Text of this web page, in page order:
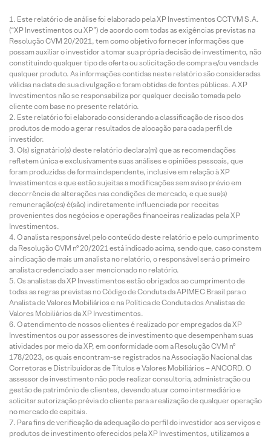
Este relatório de análise foi elaborado pela XP Investimentos CCTVM S.A.
(“XP Investimentos ou XP”) de acordo com todas as exigências previstas na
Resolução CVM 20/2021, tem como objetivo fornecer informações que
possam auxiliar o investidor a tomar sua própria decisão de investimento, não
constituindo qualquer tipo de oferta ou solicitação de compra e/ou venda de
qualquer produto. As informações contidas neste relatório são consideradas
válidas na data de sua divulgação e foram obtidas de fontes públicas. A XP
Investimentos não se responsabiliza por qualquer decisão tomada pelo
cliente com base no presente relatório.
Este relatório foi elaborado considerando a classificação de risco dos
produtos de modo a gerar resultados de alocação para cada perfil de
investidor.
O(s) signatário(s) deste relatório declara(m) que as recomendações
refletem única e exclusivamente suas análises e opiniões pessoais, que
foram produzidas de forma independente, inclusive em relação à XP
Investimentos e que estão sujeitas a modificações sem aviso prévio em
decorrência de alterações nas condições de mercado, e que sua(s)
remuneração(es) é(são) indiretamente influenciada por receitas
provenientes dos negócios e operações financeiras realizadas pela XP
Investimentos.
O analista responsável pelo conteúdo deste relatório e pelo cumprimento
da Resolução CVM nº 20/2021 está indicado acima, sendo que, caso constem
a indicação de mais um analista no relatório, o responsável será o primeiro
analista credenciado a ser mencionado no relatório.
Os analistas da XP Investimentos estão obrigados ao cumprimento de
todas as regras previstas no Código de Conduta da APIMEC Brasil para o
Analista de Valores Mobiliários e na Política de Conduta dos Analistas de
Valores Mobiliários da XP Investimentos.
O atendimento de nossos clientes é realizado por empregados da XP
Investimentos ou por assessores de investimento que desempenham suas
atividades por meio da XP, em conformidade com a Resolução CVM nº
178/2023, os quais encontram-se registrados na Associação Nacional das
Corretoras e Distribuidoras de Títulos e Valores Mobiliários – ANCORD. O
assessor de investimento não pode realizar consultoria, administração ou
gestão de patrimônio de clientes, devendo atuar como intermediário e
solicitar autorização prévia do cliente para a realização de qualquer operação
no mercado de capitais.
Para fins de verificação da adequação do perfil do investidor aos serviços e
produtos de investimento oferecidos pela XP Investimentos, utilizamos a